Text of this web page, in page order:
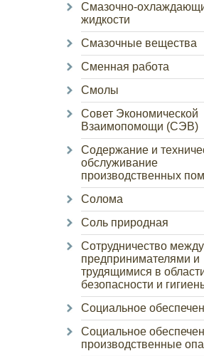
Смазочно-
жидкости
Смазочные вещества
Сменная работа
Смолы
Совет Экономической
Взаимопомощи (СЭВ)
Содержание и
обслуживание
производственных
Солома
Соль природная
Сотрудничество между
предпринимателями и
трудящимися в
безопасности и
Социальное
Социальное
производственные